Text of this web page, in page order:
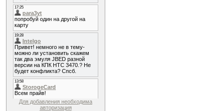
Для добавления необходима
авторизация